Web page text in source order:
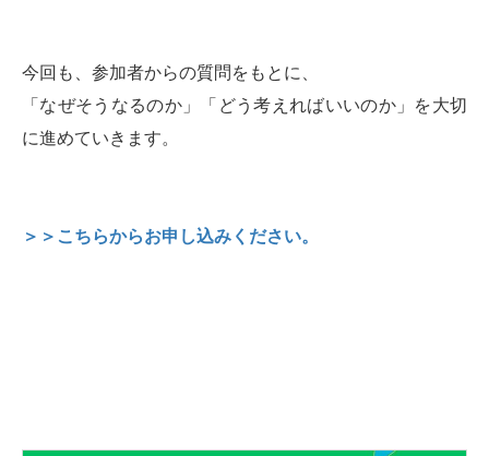
今回も、参加者からの質問をもとに、
「なぜそうなるのか」「どう考えればいいのか」を大切
に進めていきます。
＞＞こちらからお申し込みください。